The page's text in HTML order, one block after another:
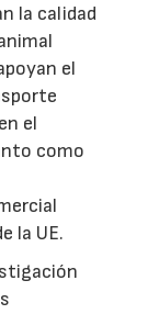
la calidad
el
el
como
la UE.